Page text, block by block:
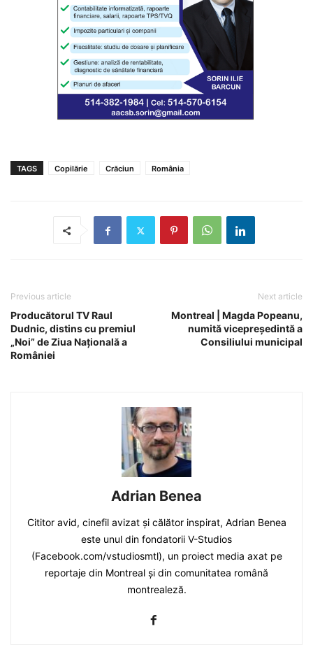
TAGS Copilărie Crăciun România
Previous article
Producătorul TV Raul
Dudnic, distins cu premiul
„Noi” de Ziua Națională a
României
Next article
Montreal | Magda Popeanu,
numită vicepreședintă a
Consiliului municipal
Adrian Benea
Cititor avid, cinefil avizat și călător inspirat, Adrian Benea
este unul din fondatorii V-Studios
(Facebook.com/vstudiosmtl), un proiect media axat pe
reportaje din Montreal și din comunitatea română
montrealeză.